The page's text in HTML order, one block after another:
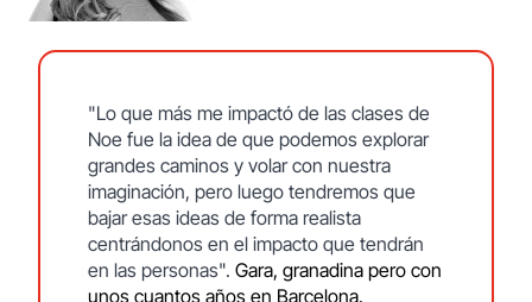
"Lo que más me impactó de las clases de
Noe fue la idea de que podemos explorar
grandes caminos y volar con nuestra
imaginación, pero luego tendremos que
bajar esas ideas de forma realista
centrándonos en el impacto que tendrán
en las personas". Gara, granadina pero con
unos cuantos años en Barcelona.